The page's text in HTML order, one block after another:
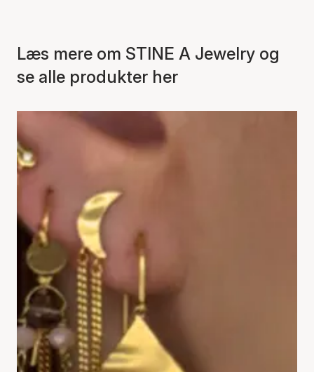
Læs mere om STINE A Jewelry og
se alle produkter her